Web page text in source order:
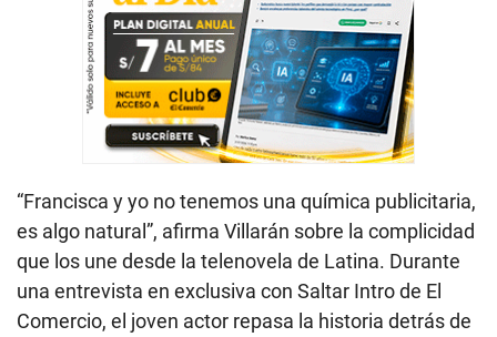
“Francisca y yo no tenemos una química publicitaria,
es algo natural”, afirma Villarán sobre la complicidad
que los une desde la telenovela de Latina. Durante
una entrevista en exclusiva con Saltar Intro de El
Comercio, el joven actor repasa la historia detrás de